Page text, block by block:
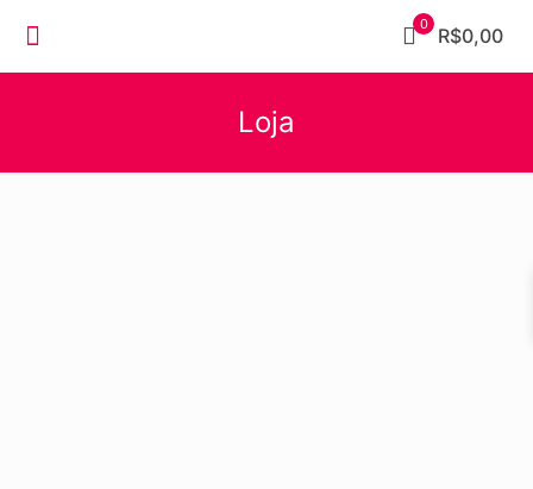
0 R$0,00
Loja